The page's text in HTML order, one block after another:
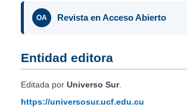
OA Revista en Acceso Abierto
Entidad editora
Editada por Universo Sur.
https://universosur.ucf.edu.cu